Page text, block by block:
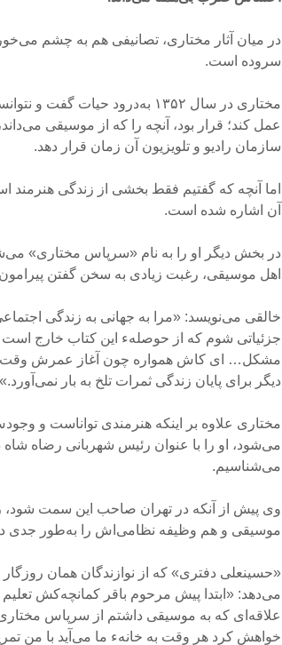
در میان آثار مختاری، تصانیفی هم به چشم
سروده است.
مختاری در سال ۱۳۵۲ به‌درود
عمل کند؛ قرار بود، آنچه را که از موسیقی‌
سازمان رادیو و تلویزیون آن زمان قرار دهد.
اما آنچه که گفتیم فقط بخشی از زندگی هنرمند
آن اشاره شده است.
در بخش دیگر او را به نام «سرپاس مختاری»
اهل موسیقی، رغبت زیادی به سخن گفتن‌ پیرامون
خالقی می‌نویسد: «مرا به جهانی به زندگی
جزئیاتی شوم که از حوصلهء این کتاب خارج
مشکل… ای کاش همواره چون آغاز عمرش وقت
دیگر برای پایان زندگی ثمرات تلخ به بار نمی‌آورد.»
مختاری علاوه بر اینکه هنرمندی تواناست و
می‌شود، او را با عنوان رئیس شهربانی رضاه شاه
می‌شناسیم.
وی پیش از آنکه در تهران صاحب این سمت شود،
موسیقی و هم وظیفه نظامی‌اش را به‌طور جدی
«حسینعلی دفتری» که از نوازندگان همان روزگار
می‌دهد: «ابتدا پیش مرحوم باقر کمانچه‌کش
علاقه‌ای که به موسیقی داشتم از سرپاس
خواهش کرد هر وقت به خانهء ما می‌آید با من